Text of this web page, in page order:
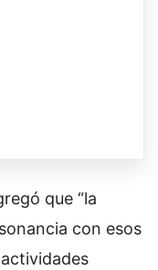
que “la
con esos